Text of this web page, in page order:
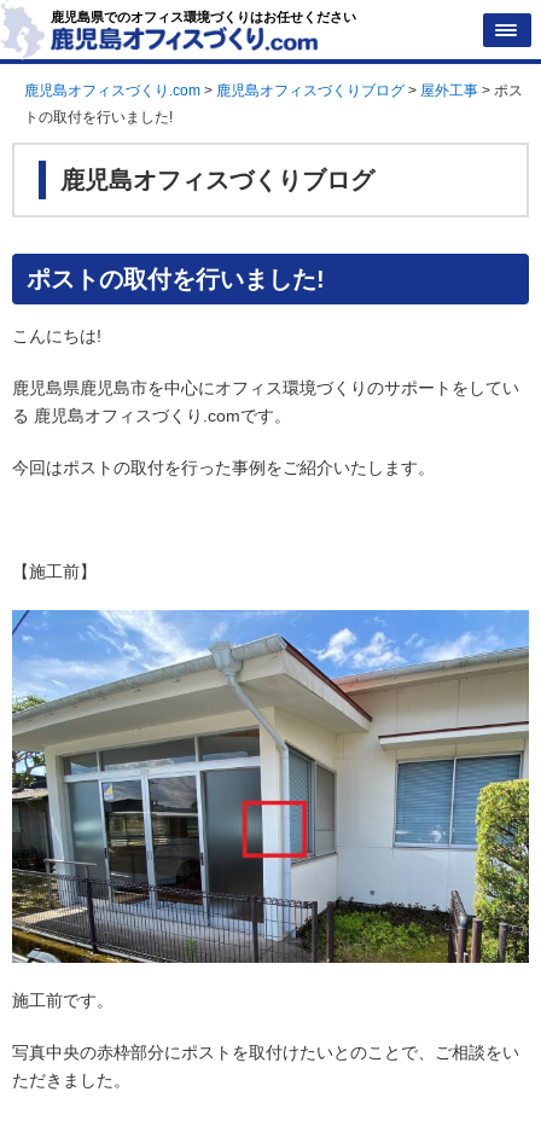
鹿児島県でのオフィス環境づくりはお任せください
鹿児島オフィスづくり.com > 鹿児島オフィスづくりブログ > 屋外工事 > ポス
トの取付を行いました!
鹿児島オフィスづくりブログ
ポストの取付を行いました!
こんにちは!
鹿児島県鹿児島市を中心にオフィス環境づくりのサポートをしてい
る 鹿児島オフィスづくり .comです。
今回はポストの取付を行った事例をご紹介いたします。
【施工前】
施工前です。
写真中央の赤枠部分にポストを取付けたいとのことで、ご相談をい
ただきました。